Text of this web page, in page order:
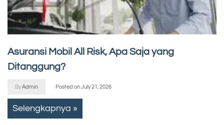
Asuransi Mobil All Risk, Apa Saja yang
Ditanggung?
ByAdmin Posted onJuly 21, 2026
Selengkapnya »